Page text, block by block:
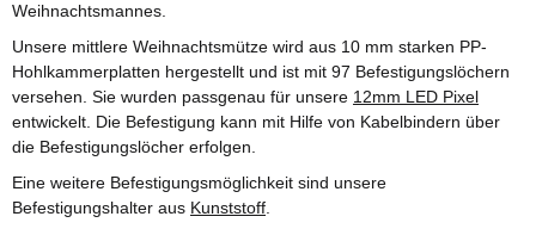
Weihnachtsmannes.
Unsere mittlere Weihnachtsmütze wird aus 10 mm starken PP-
Hohlkammerplatten hergestellt und ist mit 97 Befestigungslöchern
versehen. Sie wurden passgenau für unsere 12mm LED Pixel
entwickelt. Die Befestigung kann mit Hilfe von Kabelbindern über
die Befestigungslöcher erfolgen.
Eine weitere Befestigungsmöglichkeit sind unsere
Befestigungshalter aus Kunststoff